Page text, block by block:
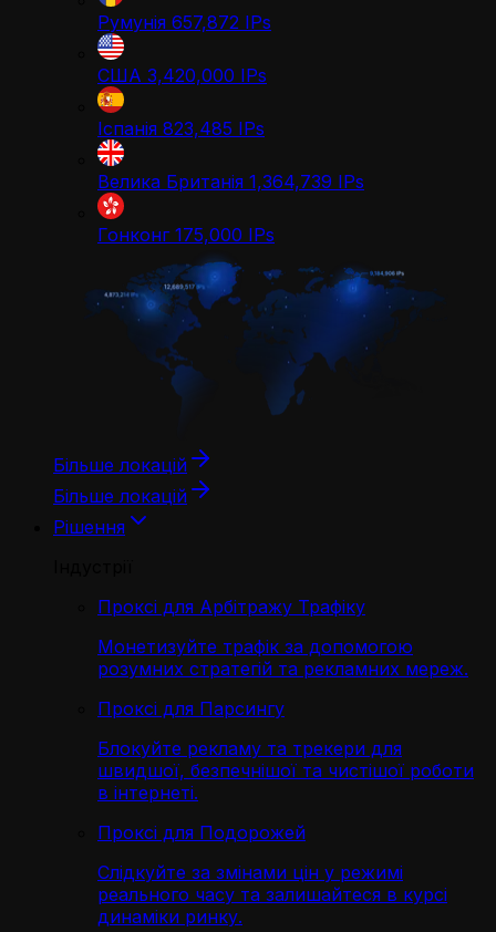
Румунія 657,872 IPs
США 3,420,000 IPs
Іспанія 823,485 IPs
Велика Британія 1,364,739 IPs
Гонконг 175,000 IPs
Більше локацій
Більше локацій
Рішення
Проксі для Арбітражу Трафіку
Монетизуйте трафік за допомогою
розумних стратегій та рекламних мереж.
Проксі для Парсингу
Блокуйте рекламу та трекери для
швидшої, безпечнішої та чистішої роботи
в інтернеті.
Проксі для Подорожей
Слідкуйте за змінами цін у режимі
реального часу та залишайтеся в курсі
динаміки ринку.